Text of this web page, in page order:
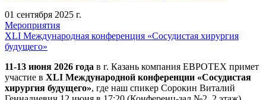
01 сентября 2025 г.
Мероприятия
XLI Международная конференция «Сосудистая хирургия
будущего»
11-13 июня 2026 года в г. Казань компания ЕВРОТЕХ примет
участие в XLI Международной конференции «Сосудистая
хирургия будущего», где наш спикер Сорокин Виталий